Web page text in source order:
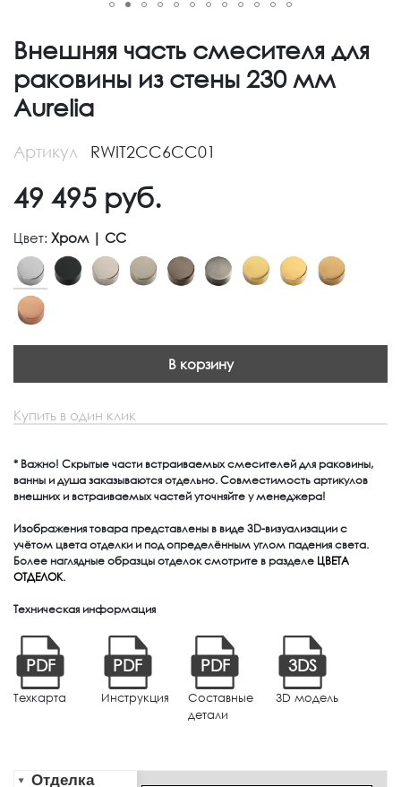
Внешняя часть смесителя для
раковины из стены 230 мм
Aurelia
Артикул RWIT2CC6CC01
49 495 руб.
Цвет: Хром | CC
В корзину
Купить в один клик
* Важно! Скрытые части встраиваемых смесителей для раковины,
ванны и душа заказываются отдельно. Совместимость артикулов
внешних и встраиваемых частей уточняйте у менеджера!
Изображения товара представлены в виде 3D-визуализации с
учётом цвета отделки и под определённым углом падения света.
Более наглядные образцы отделок смотрите в разделе ЦВЕТА
ОТДЕЛОК.
Техническая информация
PDF
Техкарта
PDF
Инструкция
PDF
Составные
детали
3DS
3D модель